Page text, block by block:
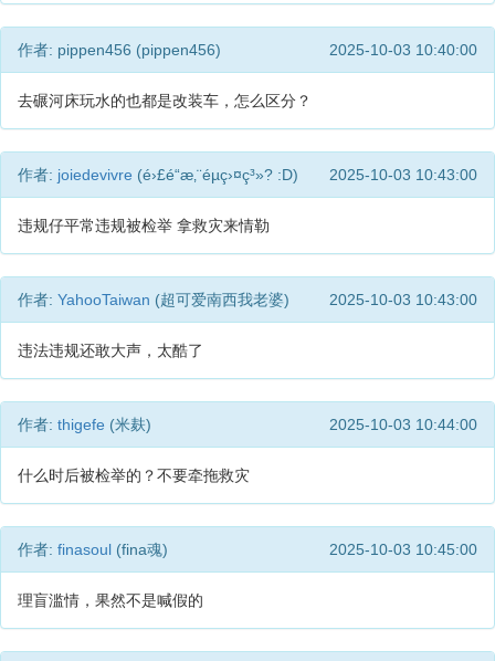
作者: pippen456 (pippen456) 2025-10-03 10:40:00
去碾河床玩水的也都是改装车，怎么区分？
作者: joiedevivre (é›£é“æ‚¨éµç›¤ç³»? :D) 2025-10-03 10:43:00
违规仔平常违规被检举 拿救灾来情勒
作者: YahooTaiwan (超可爱南西我老婆) 2025-10-03 10:43:00
违法违规还敢大声，太酷了
作者: thigefe (米麸) 2025-10-03 10:44:00
什么时后被检举的？不要牵拖救灾
作者: finasoul (fina魂) 2025-10-03 10:45:00
理盲滥情，果然不是喊假的